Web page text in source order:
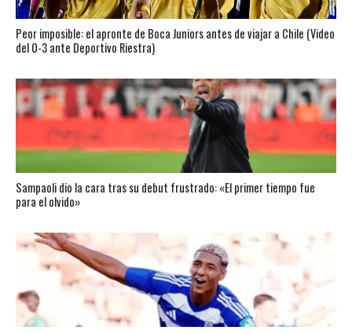
Peor imposible: el apronte de Boca Juniors antes de viajar a Chile (Video
del 0-3 ante Deportivo Riestra)
Sampaoli dio la cara tras su debut frustrado: «El primer tiempo fue
para el olvido»